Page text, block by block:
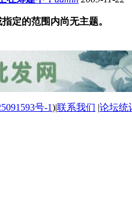
定的范围内尚无主题。
号-1)|联系我们 |论坛统